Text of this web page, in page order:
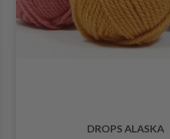
DROPS ALASKA